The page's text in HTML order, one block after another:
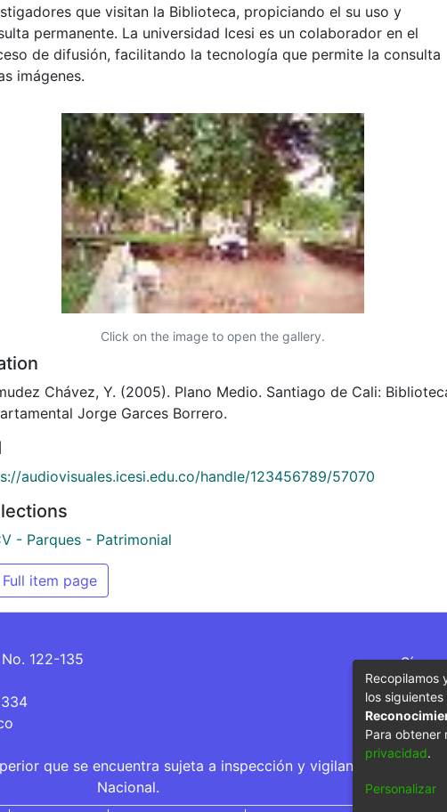
que visitan la Biblioteca, propiciando el su uso y
permanente. La universidad Icesi es un colaborador en el
de difusión, facilitando la tecnología que permite la consulta
imágenes.
Click on the image to open the gallery.
Chávez, Y. (2005). Plano Medio. Santiago de Cali:
Jorge Garces Borrero.
audiovisuales.icesi.edu.co/handle/123456789/57070
- Parques - Patrimonial
Full item page
122-135
que se encuentra sujeta a inspección y vigilancia por parte
Nacional.
Recopilamos
los
Para obtener
privacidad.
Personalizar